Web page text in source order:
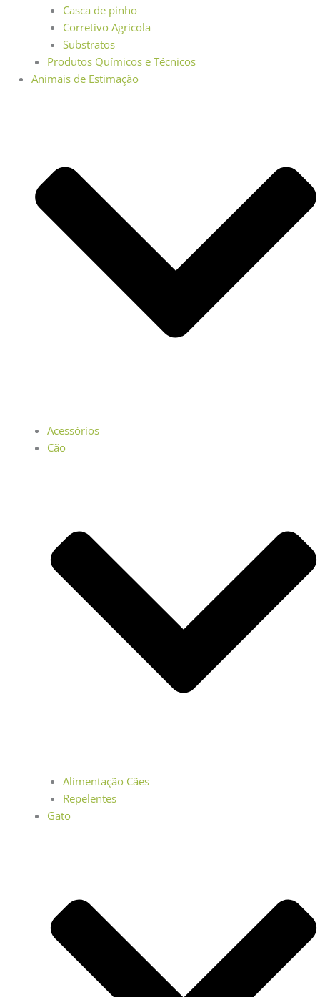
Casca de pinho
Corretivo Agrícola
Substratos
Produtos Químicos e Técnicos
Animais de Estimação
Acessórios
Cão
Alimentação Cães
Repelentes
Gato